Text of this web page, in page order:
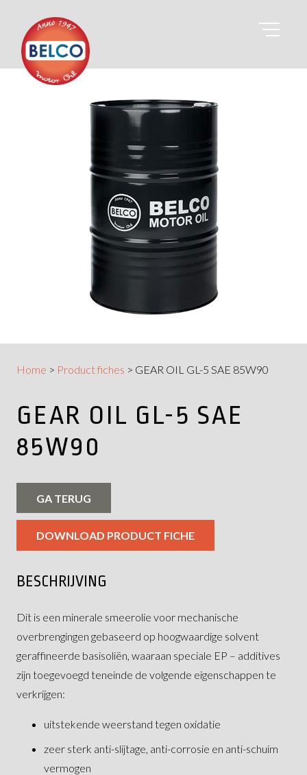
Home > Product fiches > GEAR OIL GL-5 SAE 85W90
GEAR OIL GL-5 SAE
85W90
GA TERUG
DOWNLOAD PRODUCT FICHE
BESCHRIJVING
Dit is een minerale smeerolie voor mechanische
overbrengingen gebaseerd op hoogwaardige solvent
geraffineerde basisoliën, waaraan speciale EP – additives
zijn toegevoegd teneinde de volgende eigenschappen te
verkrijgen:
uitstekende weerstand tegen oxidatie
zeer sterk anti-slijtage, anti-corrosie en anti-schuim
vermogen